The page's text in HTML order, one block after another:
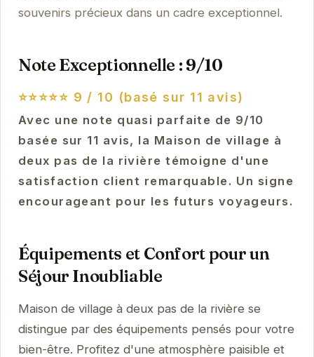
souvenirs précieux dans un cadre exceptionnel.
Note Exceptionnelle : 9/10
⭐⭐⭐⭐⭐ 9 / 10 (basé sur 11 avis)
Avec une note quasi parfaite de 9/10
basée sur 11 avis, la Maison de village à
deux pas de la rivière témoigne d'une
satisfaction client remarquable. Un signe
encourageant pour les futurs voyageurs.
Équipements et Confort pour un
Séjour Inoubliable
Maison de village à deux pas de la rivière se
distingue par des équipements pensés pour votre
bien-être. Profitez d'une atmosphère paisible et